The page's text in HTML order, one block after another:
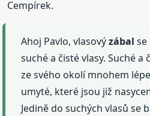
Cempírek.
Ahoj Pavlo, vlasovýzábal se
suché a čisté vlasy. Suché
ze svého okolí mnohem
umyté, které jsou již
Jedině do suchých vlasů se